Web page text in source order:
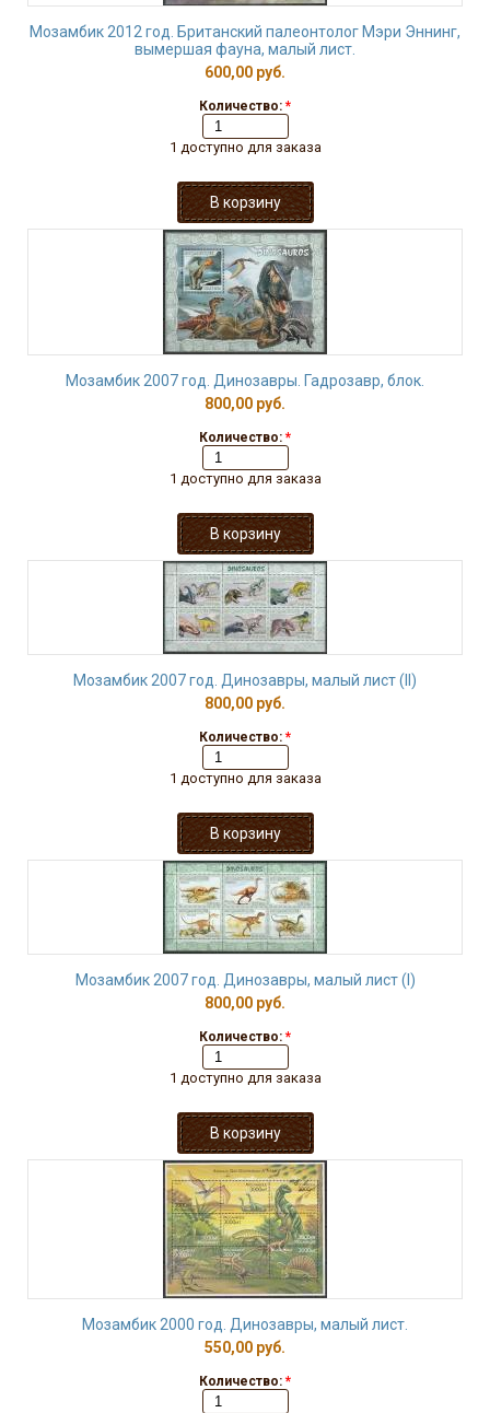
Мозамбик 2012 год. Британский палеонтолог Мэри Эннинг,
вымершая фауна, малый лист.
600,00 руб.
Количество: *
1 доступно для заказа
Мозамбик 2007 год. Динозавры. Гадрозавр, блок.
800,00 руб.
Количество: *
1 доступно для заказа
Мозамбик 2007 год. Динозавры, малый лист (II)
800,00 руб.
Количество: *
1 доступно для заказа
Мозамбик 2007 год. Динозавры, малый лист (I)
800,00 руб.
Количество: *
1 доступно для заказа
Мозамбик 2000 год. Динозавры, малый лист.
550,00 руб.
Количество: *